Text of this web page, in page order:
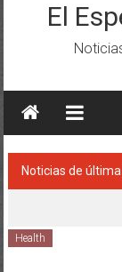
El
Noticias de
Health